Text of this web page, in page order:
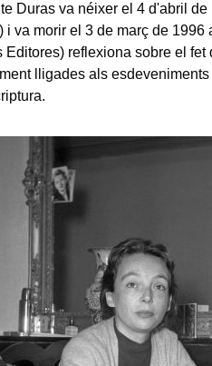
Duras va néixer el 4 d'abril
i va morir el 3 de març de 1996
Editores) reflexiona sobre el
lligades als